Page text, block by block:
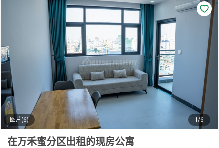
图片(6) 1/6
在万禾蜜分区出租的现房公寓